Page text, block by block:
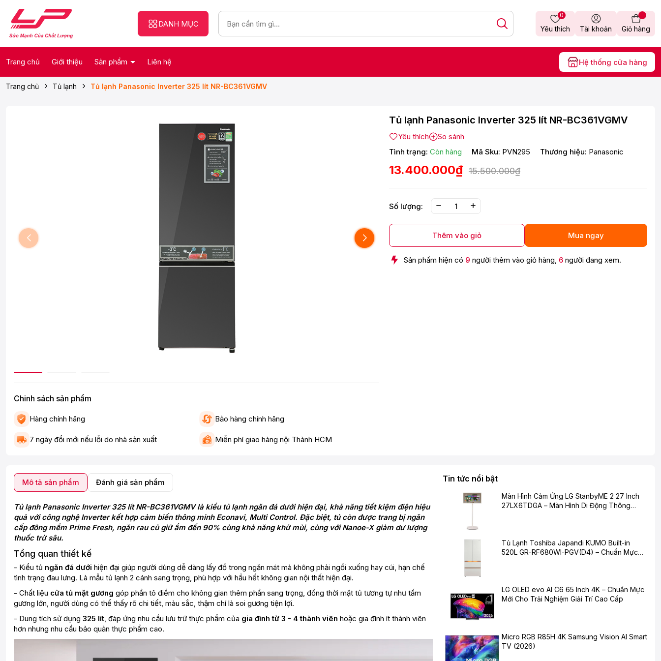
DANH MỤC
Yêu thích
0
Tài khoản Giỏ hàng
Trang chủ Giới thiệu Sản phẩm Liên hệ Hệ thống cửa hàng
Trang chủ Tủ lạnh Tủ lạnh Panasonic Inverter 325 lít NR-BC361VGMV
Chinh sách sản phẩm
Hàng chính hãng Bảo hàng chính hãng
7 ngày đổi mới nếu lỗi do nhà sản xuất Miễn phí giao hàng nội Thành HCM
Tủ lạnh Panasonic Inverter 325 lít NR-BC361VGMV
Yêu thích
So sánh
Tình trạng: Còn hàng Mã Sku: PVN295 Thương hiệu: Panasonic
13.400.000₫ 15.500.000₫
Số lượng:
Thêm vào giỏ Mua ngay
Sản phẩm hiện có 9 người thêm vào giỏ hàng, 6 người đang xem.
Mô tả sản phẩm Đánh giá sản phẩm
Tủ lạnh Panasonic Inverter 325 lít NR-BC361VGMV là kiểu tủ lạnh ngăn đá dưới hiện đại, khả năng tiết kiệm điện hiệu
quả với công nghệ Inverter kết hợp cảm biến thông minh Econavi, Multi Control. Đặc biệt, tủ còn được trang bị ngăn
cấp đông mềm Prime Fresh, ngăn rau củ giữ ẩm đến 90% cùng khả năng khử mùi, cùng với Nanoe-X giảm dư lượng
thuốc trừ sâu.
Tổng quan thiết kế
- Kiểu tủ ngăn đá dưới hiện đại giúp người dùng dễ dàng lấy đồ trong ngăn mát mà không phải ngồi xuống hay cúi, hạn chế
tình trạng đau lưng. Là mẫu tủ lạnh 2 cánh sang trọng, phù hợp với hầu hết không gian nội thất hiện đại.
- Chất liệu cửa tủ mặt gương góp phần tô điểm cho không gian thêm phần sang trọng, đồng thời mặt tủ tương tự như tấm
gương lớn, người dùng có thể thấy rõ chi tiết, màu sắc, thậm chí là soi gương tiện lợi.
- Dung tích sử dụng 325 lít , đáp ứng nhu cầu lưu trữ thực phẩm của gia đình từ 3 - 4 thành viên hoặc gia đình ít thành viên
hơn nhưng nhu cầu bảo quản thực phẩm cao.
Tin tức nổi bật
Màn Hình Cảm Ứng LG StanbyME 2 27 Inch
27LX6TDGA – Màn Hình Di Động Thông
Tủ Lạnh Toshiba Japandi KUMO Built-in
520L GR-RF680WI-PGV(D4) – Chuẩn Mực
LG OLED evo AI C6 65 Inch 4K – Chuẩn Mực
Mới Cho Trải Nghiệm Giải Trí Cao Cấp
Micro RGB R85H 4K Samsung Vision AI Smart
TV (2026)